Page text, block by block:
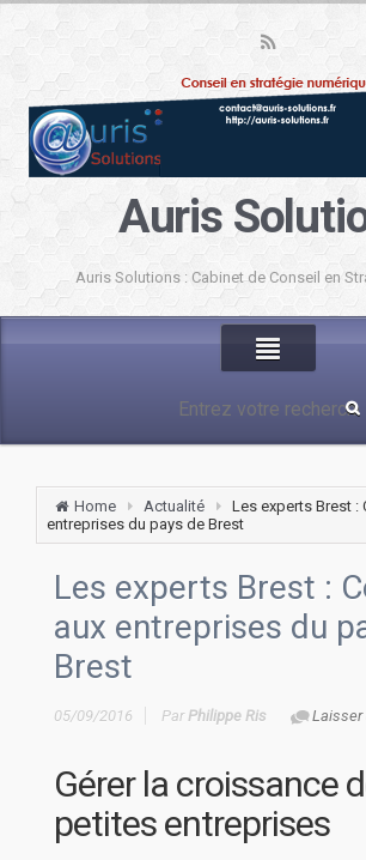
Auris
Auris Solutions : Cabinet de Conseil en
Home Actualité
Les experts Brest :
entreprises du pays de Brest
Les experts Brest :
aux entreprises du
Brest
05/09/2016 Laisser
ParPhilippe Ris
Gérer la croissance
petites entreprises